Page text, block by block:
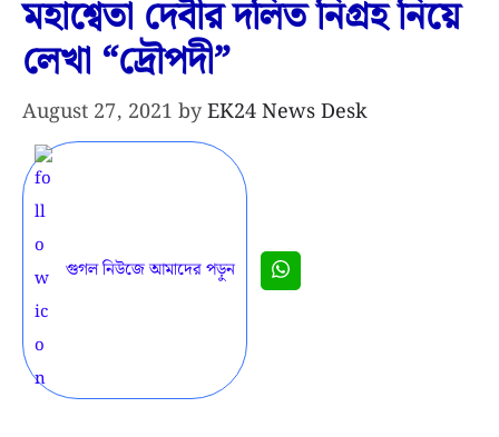
মহাশ্বেতা দেবীর দলিত নিগ্রহ নিয়ে
লেখা “দ্রৌপদী”
August 27, 2021 byEK24 News Desk
গুগল নিউজে আমাদের পড়ুন